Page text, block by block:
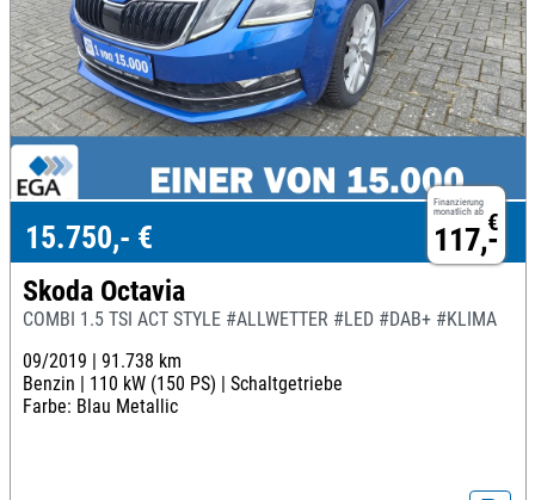
Finanzierung
monatlich ab €
117,-
15.750,- €
Skoda Octavia
COMBI 1.5 TSI ACT STYLE #ALLWETTER #LED #DAB+ #KLIMA
09/2019 | 91.738 km
Benzin | 110 kW (150 PS) | Schaltgetriebe
Farbe: Blau Metallic